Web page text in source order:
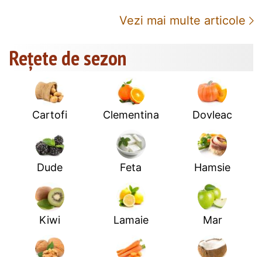
Vezi mai multe articole
Rețete de sezon
Cartofi Clementina Dovleac
Dude Feta Hamsie
Kiwi Lamaie Mar